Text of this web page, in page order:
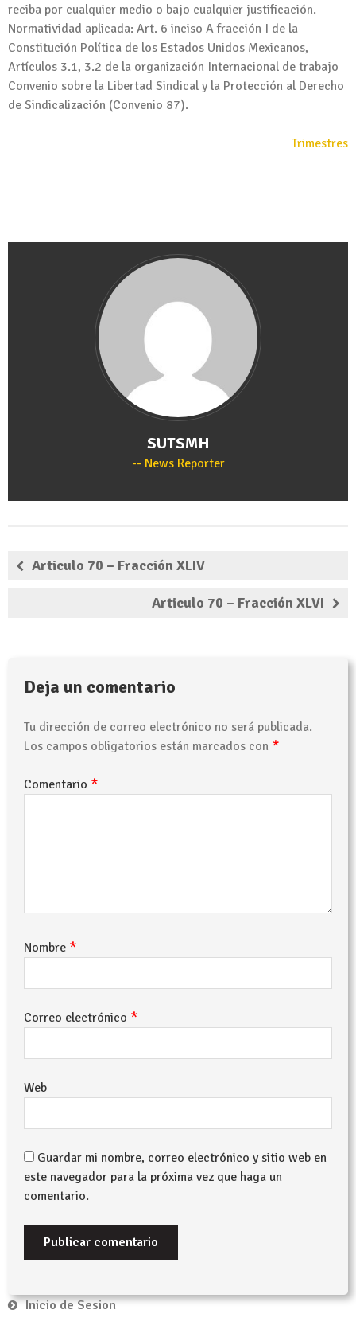
reciba por cualquier medio o bajo cualquier justificación.
Normatividad aplicada: Art. 6 inciso A fracción I de la
Constitución Política de los Estados Unidos Mexicanos,
Artículos 3.1, 3.2 de la organización Internacional de trabajo
Convenio sobre la Libertad Sindical y la Protección al Derecho
de Sindicalización (Convenio 87).
Trimestres
SUTSMH
News Reporter
Articulo 70 – Fracción XLIV
Articulo 70 – Fracción XLVI
Deja un comentario
Tu dirección de correo electrónico no será publicada.
Los campos obligatorios están marcados con *
Comentario *
Nombre *
Correo electrónico *
Web
Guardar mi nombre, correo electrónico y sitio web en
este navegador para la próxima vez que haga un
comentario.
Inicio de Sesion